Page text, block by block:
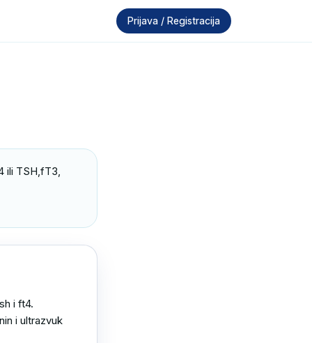
Prijava / Registracija
ili TSH,fT3,
i ft4.
i ultrazvuk